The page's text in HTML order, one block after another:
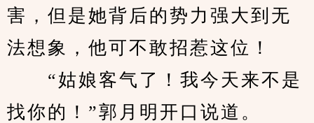
害，但是她背后的势力强大到无
法想象，他可不敢招惹这位！
“姑娘客气了！我今天来不是
找你的！”郭月明开口说道。